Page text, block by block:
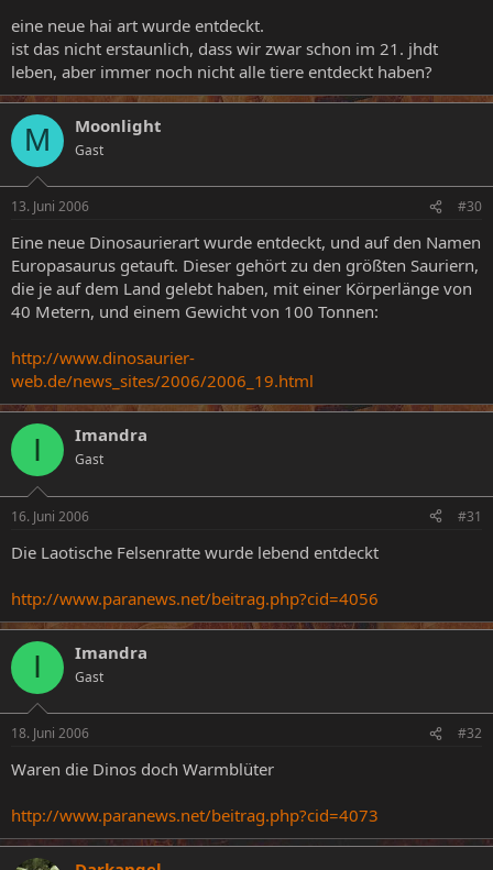
eine neue hai art wurde entdeckt.
ist das nicht erstaunlich, dass wir zwar schon im 21. jhdt
leben, aber immer noch nicht alle tiere entdeckt haben?
M Moonlight
Gast
13. Juni 2006 #30
Eine neue Dinosaurierart wurde entdeckt, und auf den Namen
Europasaurus getauft. Dieser gehört zu den größten Sauriern,
die je auf dem Land gelebt haben, mit einer Körperlänge von
40 Metern, und einem Gewicht von 100 Tonnen:
http://www.dinosaurier-
web.de/news_sites/2006/2006_19.html
I Imandra
Gast
16. Juni 2006 #31
Die Laotische Felsenratte wurde lebend entdeckt
http://www.paranews.net/beitrag.php?cid=4056
I Imandra
Gast
18. Juni 2006 #32
Waren die Dinos doch Warmblüter
http://www.paranews.net/beitrag.php?cid=4073